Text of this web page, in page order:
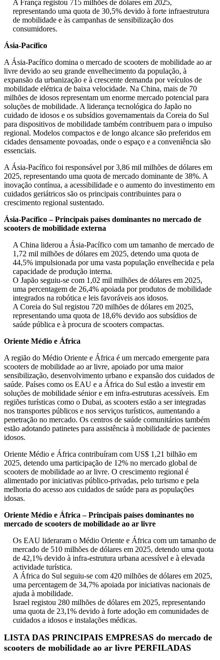
A França registou 715 milhões de dólares em 2025,
representando uma quota de 30,5% devido à forte infraestrutura
de mobilidade e às campanhas de sensibilização dos
consumidores.
Ásia-Pacífico
A Ásia-Pacífico domina o mercado de scooters de mobilidade ao ar
livre devido ao seu grande envelhecimento da população, à
expansão da urbanização e à crescente demanda por veículos de
mobilidade elétrica de baixa velocidade. Na China, mais de 70
milhões de idosos representam um enorme mercado potencial para
soluções de mobilidade. A liderança tecnológica do Japão no
cuidado de idosos e os subsídios governamentais da Coreia do Sul
para dispositivos de mobilidade também contribuem para o impulso
regional. Modelos compactos e de longo alcance são preferidos em
cidades densamente povoadas, onde o espaço e a conveniência são
essenciais.
A Ásia-Pacífico foi responsável por 3,86 mil milhões de dólares em
2025, representando uma quota de mercado dominante de 38%. A
inovação contínua, a acessibilidade e o aumento do investimento em
cuidados geriátricos são os principais contribuintes para o
crescimento regional sustentado.
Ásia-Pacífico – Principais países dominantes no mercado de
scooters de mobilidade externa
A China liderou a Ásia-Pacífico com um tamanho de mercado de
1,72 mil milhões de dólares em 2025, detendo uma quota de
44,5% impulsionada por uma vasta população envelhecida e pela
capacidade de produção interna.
O Japão seguiu-se com 1,02 mil milhões de dólares em 2025,
uma percentagem de 26,4% apoiada por produtos de mobilidade
integrados na robótica e leis favoráveis ​​aos idosos.
A Coreia do Sul registou 720 milhões de dólares em 2025,
representando uma quota de 18,6% devido aos subsídios de
saúde pública e à procura de scooters compactas.
Oriente Médio e África
A região do Médio Oriente e África é um mercado emergente para
scooters de mobilidade ao ar livre, apoiado por uma maior
sensibilização, desenvolvimento urbano e expansão dos cuidados de
saúde. Países como os EAU e a África do Sul estão a investir em
soluções de mobilidade sénior e em infra-estruturas acessíveis. Em
regiões turísticas como o Dubai, as scooters estão a ser integradas
nos transportes públicos e nos serviços turísticos, aumentando a
penetração no mercado. Os centros de saúde comunitários também
estão adotando patinetes para assistência à mobilidade de pacientes
idosos.
Oriente Médio e África contribuíram com US$ 1,21 bilhão em
2025, detendo uma participação de 12% no mercado global de
scooters de mobilidade ao ar livre. O crescimento regional é
alimentado por iniciativas público-privadas, pelo turismo e pela
melhoria do acesso aos cuidados de saúde para as populações
idosas.
Oriente Médio e África – Principais países dominantes no
mercado de scooters de mobilidade ao ar livre
Os EAU lideraram o Médio Oriente e África com um tamanho de
mercado de 510 milhões de dólares em 2025, detendo uma quota
de 42,1% devido à infra-estrutura urbana acessível e à elevada
actividade turística.
A África do Sul seguiu-se com 420 milhões de dólares em 2025,
uma percentagem de 34,7% apoiada por iniciativas nacionais de
ajuda à mobilidade.
Israel registou 280 milhões de dólares em 2025, representando
uma quota de 23,1% devido à forte adoção em comunidades de
cuidados a idosos e instalações médicas.
LISTA DAS PRINCIPAIS EMPRESAS do mercado de
scooters de mobilidade ao ar livre PERFILADAS